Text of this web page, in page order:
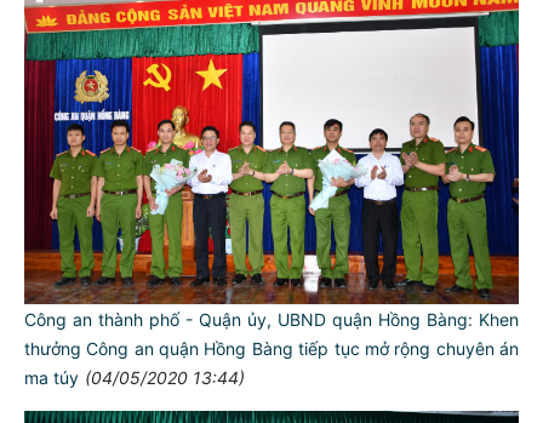
Công an thành phố - Quận ủy, UBND quận Hồng Bàng: Khen
thưởng Công an quận Hồng Bàng tiếp tục mở rộng chuyên án
ma túy (04/05/2020 13:44)